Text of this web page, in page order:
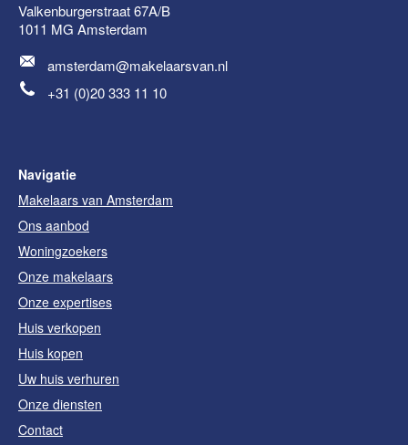
Valkenburgerstraat 67A/B
1011 MG Amsterdam
amsterdam@makelaarsvan.nl
+31 (0)20 333 11 10
Navigatie
Makelaars van Amsterdam
Ons aanbod
Woningzoekers
Onze makelaars
Onze expertises
Huis verkopen
Huis kopen
Uw huis verhuren
Onze diensten
Contact